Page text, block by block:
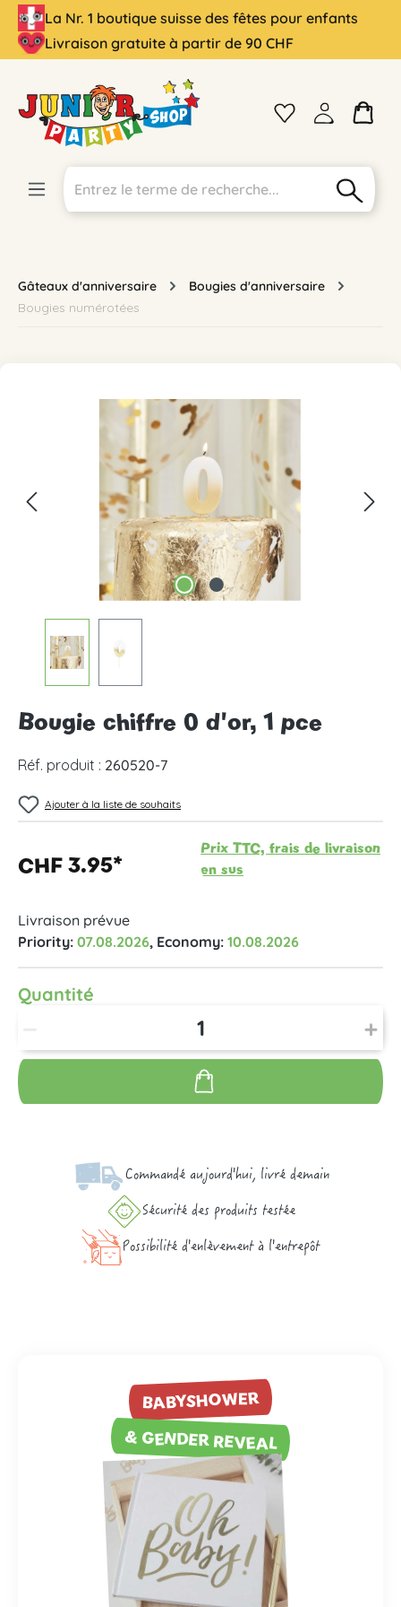
principal
La Nr. 1 boutique suisse des fêtes pour enfants
Livraison gratuite à partir de 90 CHF
Gâteaux d'anniversaire
Bougies d'anniversaire
Bougies numérotées
Ignorer la galerie d'images
Bougie chiffre 0 d'or, 1 pce
Réf. produit : 260520-7
Ajouter à la liste de souhaits
CHF 3.95*
Prix TTC, frais de livraison
en sus
Livraison prévue
Priority: 07.08.2026, Economy: 10.08.2026
Quantité
Commandé aujourd'hui, livré demain
Sécurité des produits testée
Possibilité d'enlèvement à l'entrepôt
BABYSHOWER
& GENDER REVEAL